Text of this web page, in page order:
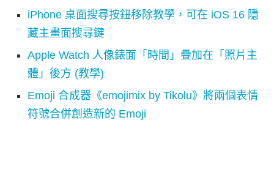
iPhone 桌面搜尋按鈕移除教學，可在 iOS 16 隱
藏主畫面搜尋鍵
Apple Watch 人像錶面「時間」疊加在「照片主
體」後方 (教學)
Emoji 合成器《emojimix by Tikolu》將兩個表情
符號合併創造新的 Emoji